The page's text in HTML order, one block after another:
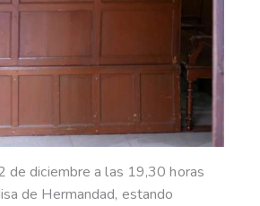
de diciembre a las 19,30 horas
de Hermandad, estando